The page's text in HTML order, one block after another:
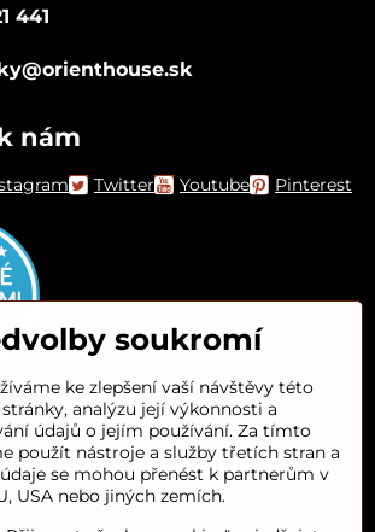
441
nám
Twitter Youtube Pinterest
soukromí
ke zlepšení vaší návštěvy této
analýzu její výkonnosti a
údajů o jejím používání. Za tímto
použít nástroje a služby třetích stran a
se mohou přenést k partnerům v
USA nebo jiných zemích.